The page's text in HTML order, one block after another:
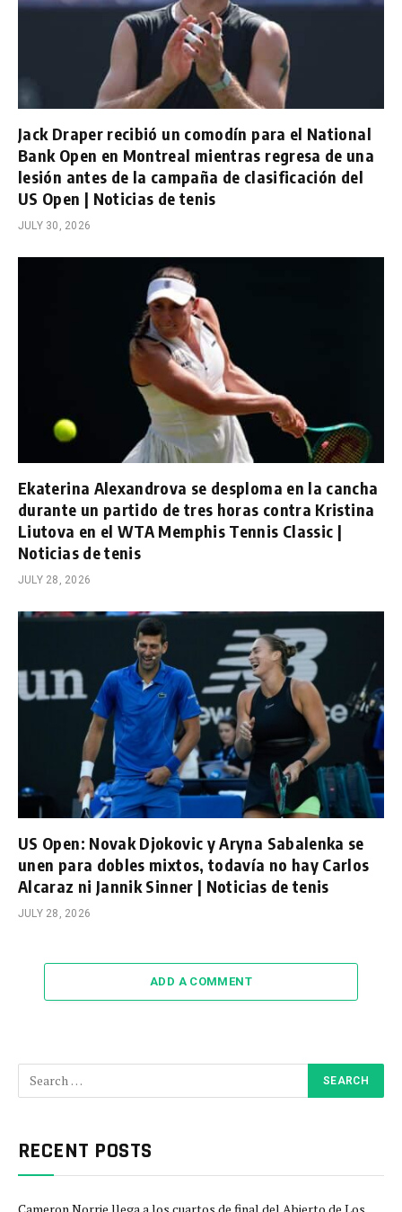
Jack Draper recibió un comodín para el National
Bank Open en Montreal mientras regresa de una
lesión antes de la campaña de clasificación del
US Open | Noticias de tenis
JULY 30, 2026
Ekaterina Alexandrova se desploma en la cancha
durante un partido de tres horas contra Kristina
Liutova en el WTA Memphis Tennis Classic |
Noticias de tenis
JULY 28, 2026
US Open: Novak Djokovic y Aryna Sabalenka se
unen para dobles mixtos, todavía no hay Carlos
Alcaraz ni Jannik Sinner | Noticias de tenis
JULY 28, 2026
ADD A COMMENT
RECENT POSTS
Cameron Norrie llega a los cuartos de final del Abierto de Los